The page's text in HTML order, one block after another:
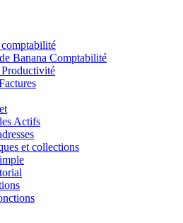
Banana Comptabilité
Actifs
et collections